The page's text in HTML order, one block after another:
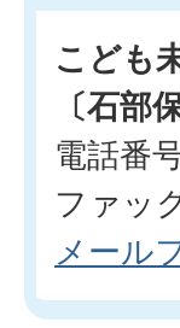
こども
〔石部
電話番
ファッ
メール